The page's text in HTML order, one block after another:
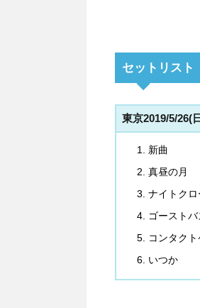
セットリスト
東京2019/5/26(
新曲
真昼の月
ナイトク
ゴースト
コンタクト
いつか